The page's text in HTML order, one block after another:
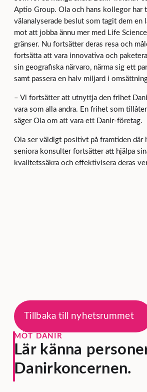
Aptio Group. Ola och hans kollegor har
välanalyserade beslut som tagit dem en
mot att jobba ännu mer med Life
gränser. Nu fortsätter deras resa och
fortsätta att vara innovativa och
sin geografiska närvaro, närma sig ett
samt passera en halv miljard i
– Vi fortsätter att utnyttja den frihet
vara som alla andra. En frihet som
säger Ola om att vara ett Danir-företag.
Ola ser väldigt positivt på framtiden där
seniora konsulter fortsätter att hjälpa
kvalitetssäkra och effektivisera deras
Tillbaka till nyhetsrummet
MÖT DANIR
Lär känna
Danirkoncernen.